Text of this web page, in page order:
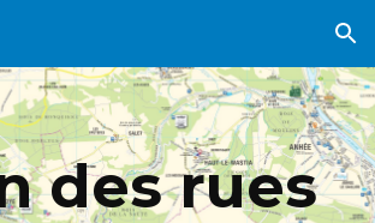
Skip to navigation
des rues